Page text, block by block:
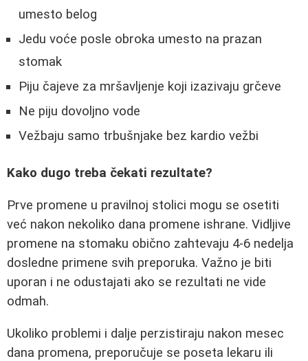
umesto belog
Jedu voće posle obroka umesto na prazan
stomak
Piju čajeve za mršavljenje koji izazivaju grčeve
Ne piju dovoljno vode
Vežbaju samo trbušnjake bez kardio vežbi
Kako dugo treba čekati rezultate?
Prve promene u pravilnoj stolici mogu se osetiti
već nakon nekoliko dana promene ishrane. Vidljive
promene na stomaku obično zahtevaju 4-6 nedelja
dosledne primene svih preporuka. Važno je biti
uporan i ne odustajati ako se rezultati ne vide
odmah.
Ukoliko problemi i dalje perzistiraju nakon mesec
dana promena, preporučuje se poseta lekaru ili